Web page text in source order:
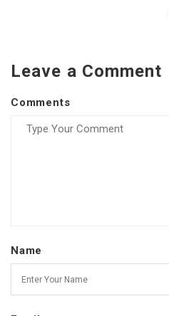
Leave a Comment
Comments
Name